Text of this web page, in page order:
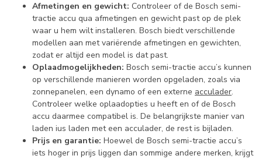
Afmetingen en gewicht: Controleer of de Bosch semi-
tractie accu qua afmetingen en gewicht past op de plek
waar u hem wilt installeren. Bosch biedt verschillende
modellen aan met variërende afmetingen en gewichten,
zodat er altijd een model is dat past.
Oplaadmogelijkheden: Bosch semi-tractie accu’s kunnen
op verschillende manieren worden opgeladen, zoals via
zonnepanelen, een dynamo of een externe acculader.
Controleer welke oplaadopties u heeft en of de Bosch
accu daarmee compatibel is. De belangrijkste manier van
laden ius laden met een acculader, de rest is bijladen.
Prijs en garantie: Hoewel de Bosch semi-tractie accu’s
iets hoger in prijs liggen dan sommige andere merken, krijgt